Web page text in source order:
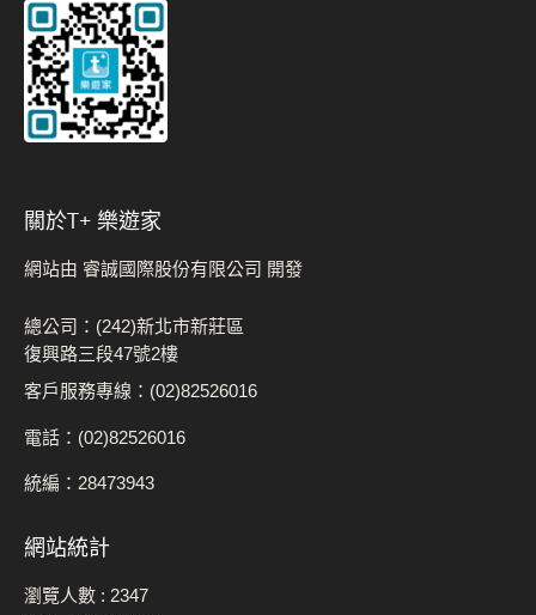
關於t+ 樂遊家
網站由 睿誠國際股份有限公司 開發
總公司：(242)新北市新莊區
復興路三段47號2樓
客戶服務專線：(02)82526016
電話：(02)82526016
統編：28473943
網站統計
瀏覽人數 : 2347